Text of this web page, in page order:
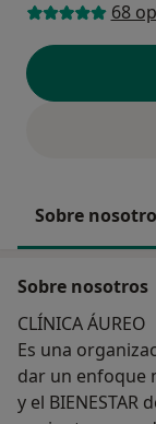
68
Sobre
Sobre nosotros
CLÍNICA ÁUREO
Es una
dar un enfoque
y el